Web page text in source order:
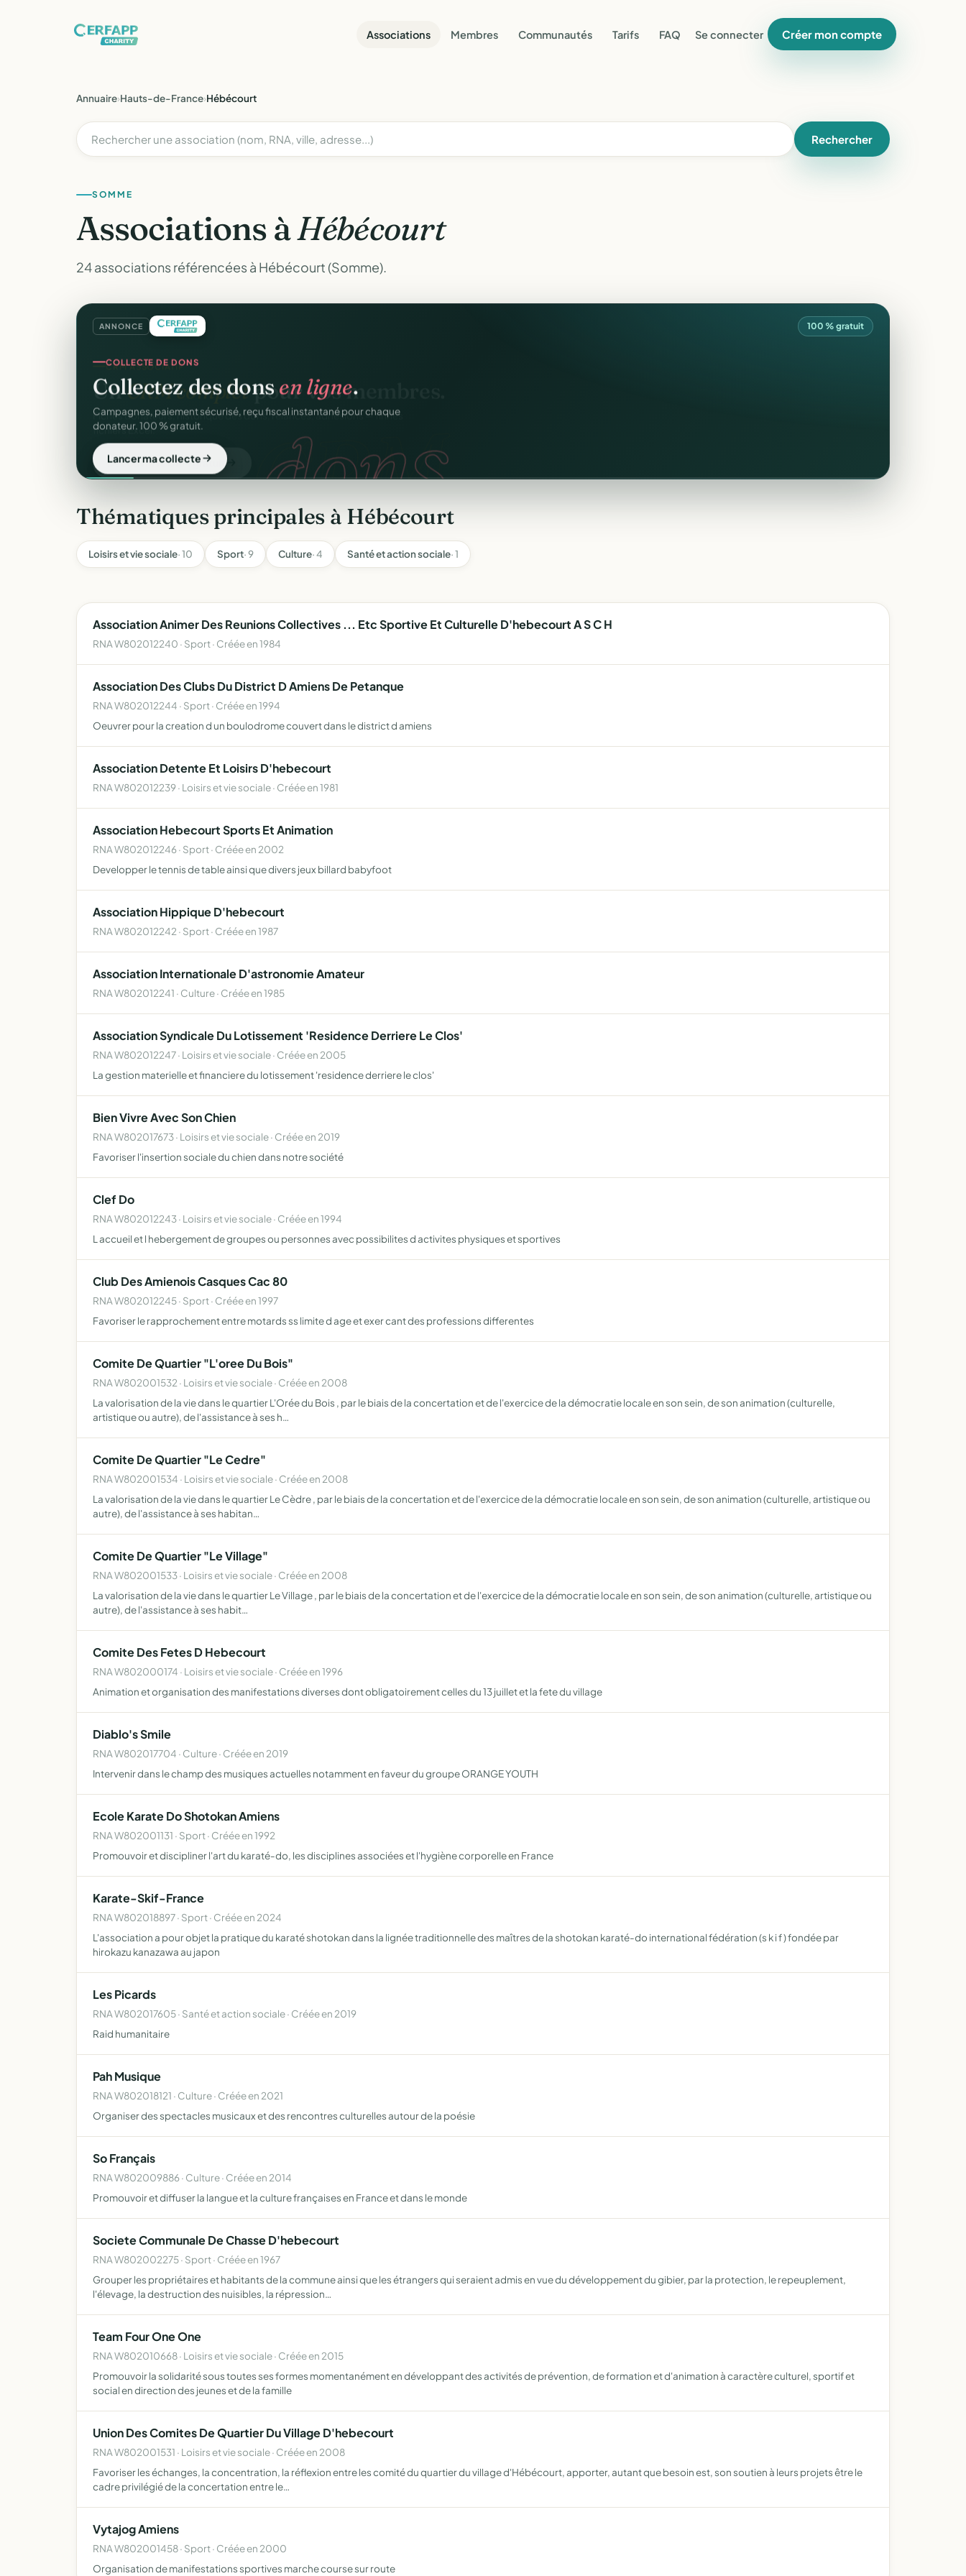
Associations Membres Communautés Tarifs FAQ Se connecter Créer mon compte
Annuaire›Hauts-de-France›Hébécourt
Rechercher
SOMME
Associations àHébécourt
24 associations référencées à Hébécourt (Somme).
ANNONCE 100 % gratuit
dons.
COLLECTE DE DONS
Collectez des donsen ligne.
Campagnes, paiement sécurisé, reçu fiscal instantané pour chaque
donateur. 100 % gratuit.
Lancer ma collecte
Thématiques principales à Hébécourt
Loisirs et vie sociale· 10 Sport· 9 Culture· 4 Santé et action sociale· 1
Association Animer Des Reunions Collectives ... Etc Sportive Et Culturelle D'hebecourt A S C H
RNA W802012240 · Sport · Créée en 1984
Association Des Clubs Du District D Amiens De Petanque
RNA W802012244 · Sport · Créée en 1994
Oeuvrer pour la creation d un boulodrome couvert dans le district d amiens
Association Detente Et Loisirs D'hebecourt
RNA W802012239 · Loisirs et vie sociale · Créée en 1981
Association Hebecourt Sports Et Animation
RNA W802012246 · Sport · Créée en 2002
Developper le tennis de table ainsi que divers jeux billard babyfoot
Association Hippique D'hebecourt
RNA W802012242 · Sport · Créée en 1987
Association Internationale D'astronomie Amateur
RNA W802012241 · Culture · Créée en 1985
Association Syndicale Du Lotissement 'Residence Derriere Le Clos'
RNA W802012247 · Loisirs et vie sociale · Créée en 2005
La gestion materielle et financiere du lotissement 'residence derriere le clos'
Bien Vivre Avec Son Chien
RNA W802017673 · Loisirs et vie sociale · Créée en 2019
Favoriser l'insertion sociale du chien dans notre société
Clef Do
RNA W802012243 · Loisirs et vie sociale · Créée en 1994
L accueil et l hebergement de groupes ou personnes avec possibilites d activites physiques et sportives
Club Des Amienois Casques Cac 80
RNA W802012245 · Sport · Créée en 1997
Favoriser le rapprochement entre motards ss limite d age et exer cant des professions differentes
Comite De Quartier "L'oree Du Bois"
RNA W802001532 · Loisirs et vie sociale · Créée en 2008
La valorisation de la vie dans le quartier L'Orée du Bois , par le biais de la concertation et de l'exercice de la démocratie locale en son sein, de son animation (culturelle,
artistique ou autre), de l'assistance à ses h…
Comite De Quartier "Le Cedre"
RNA W802001534 · Loisirs et vie sociale · Créée en 2008
La valorisation de la vie dans le quartier Le Cèdre , par le biais de la concertation et de l'exercice de la démocratie locale en son sein, de son animation (culturelle, artistique ou
autre), de l'assistance à ses habitan…
Comite De Quartier "Le Village"
RNA W802001533 · Loisirs et vie sociale · Créée en 2008
La valorisation de la vie dans le quartier Le Village , par le biais de la concertation et de l'exercice de la démocratie locale en son sein, de son animation (culturelle, artistique ou
autre), de l'assistance à ses habit…
Comite Des Fetes D Hebecourt
RNA W802000174 · Loisirs et vie sociale · Créée en 1996
Animation et organisation des manifestations diverses dont obligatoirement celles du 13 juillet et la fete du village
Diablo's Smile
RNA W802017704 · Culture · Créée en 2019
Intervenir dans le champ des musiques actuelles notamment en faveur du groupe ORANGE YOUTH
Ecole Karate Do Shotokan Amiens
RNA W802001131 · Sport · Créée en 1992
Promouvoir et discipliner l'art du karaté-do, les disciplines associées et l'hygiène corporelle en France
Karate-Skif-France
RNA W802018897 · Sport · Créée en 2024
L'association a pour objet la pratique du karaté shotokan dans la lignée traditionnelle des maîtres de la shotokan karaté-do international fédération (s k i f ) fondée par
hirokazu kanazawa au japon
Les Picards
RNA W802017605 · Santé et action sociale · Créée en 2019
Raid humanitaire
Pah Musique
RNA W802018121 · Culture · Créée en 2021
Organiser des spectacles musicaux et des rencontres culturelles autour de la poésie
So Français
RNA W802009886 · Culture · Créée en 2014
Promouvoir et diffuser la langue et la culture françaises en France et dans le monde
Societe Communale De Chasse D'hebecourt
RNA W802002275 · Sport · Créée en 1967
Grouper les propriétaires et habitants de la commune ainsi que les étrangers qui seraient admis en vue du développement du gibier, par la protection, le repeuplement,
l'élevage, la destruction des nuisibles, la répression…
Team Four One One
RNA W802010668 · Loisirs et vie sociale · Créée en 2015
Promouvoir la solidarité sous toutes ses formes momentanément en développant des activités de prévention, de formation et d'animation à caractère culturel, sportif et
social en direction des jeunes et de la famille
Union Des Comites De Quartier Du Village D'hebecourt
RNA W802001531 · Loisirs et vie sociale · Créée en 2008
Favoriser les échanges, la concentration, la réflexion entre les comité du quartier du village d'Hébécourt, apporter, autant que besoin est, son soutien à leurs projets être le
cadre privilégié de la concertation entre le…
Vytajog Amiens
RNA W802001458 · Sport · Créée en 2000
Organisation de manifestations sportives marche course sur route